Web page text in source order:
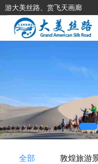
游大美丝路、赏飞天画廊
全部 敦煌旅游